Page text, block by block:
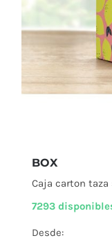
NAVIDAD
BOX
Caja carton
7293
Desde: